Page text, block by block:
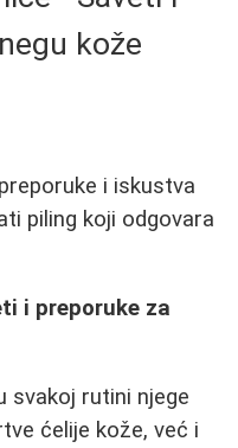
kože
i iskustva
piling koji odgovara
i preporuke za
svakoj rutini njege
ćelije kože, već i